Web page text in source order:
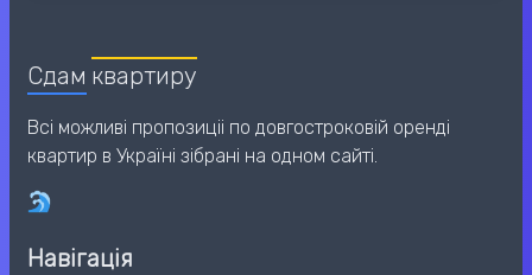
Сдам квартиру
Всі можливі пропозиціі по довгостроковій оренді
квартир в Україні зібрані на одном сайті.
Навігація